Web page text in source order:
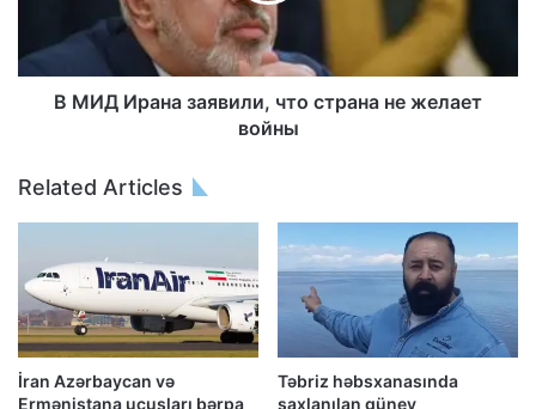
В МИД Ирана заявили, что страна не желает
войны
Related Articles
İran Azərbaycan və
Ermənistana uçuşları bərpa
Təbriz həbsxanasında
saxlanılan güney